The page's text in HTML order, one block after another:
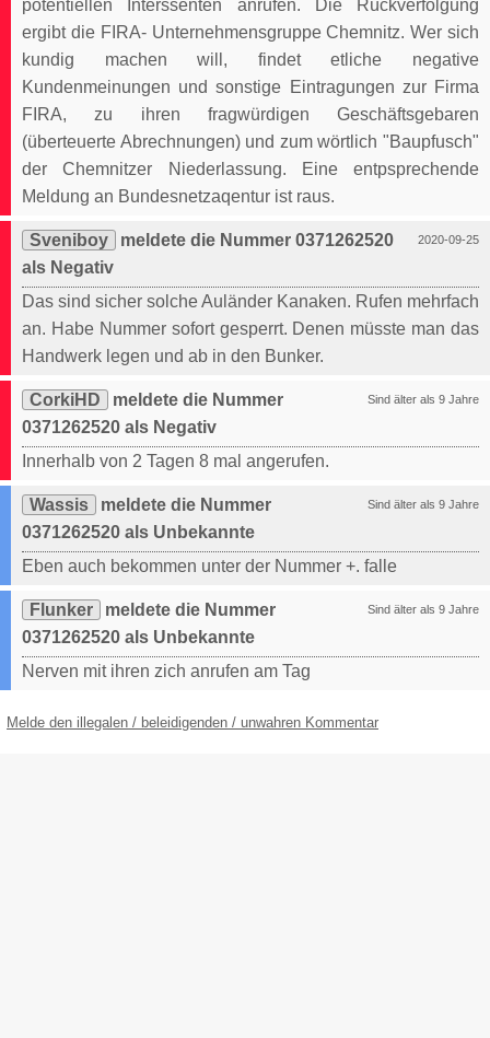
potentiellen Interssenten anrufen. Die Rückverfolgung
ergibt die FIRA- Unternehmensgruppe Chemnitz. Wer sich
kundig machen will, findet etliche negative
Kundenmeinungen und sonstige Eintragungen zur Firma
FIRA, zu ihren fragwürdigen Geschäftsgebaren
(überteuerte Abrechnungen) und zum wörtlich "Baupfusch"
der Chemnitzer Niederlassung. Eine entpsprechende
Meldung an Bundesnetzaqentur ist raus.
2020-09-25
Sveniboy
meldete die Nummer 0371262520
als Negativ
Das sind sicher solche Auländer Kanaken. Rufen mehrfach
an. Habe Nummer sofort gesperrt. Denen müsste man das
Handwerk legen und ab in den Bunker.
Sind älter als 9 Jahre
CorkiHD
meldete die Nummer
0371262520 als Negativ
Innerhalb von 2 Tagen 8 mal angerufen.
Sind älter als 9 Jahre
Wassis
meldete die Nummer
0371262520 als Unbekannte
Eben auch bekommen unter der Nummer +. falle
Sind älter als 9 Jahre
Flunker
meldete die Nummer
0371262520 als Unbekannte
Nerven mit ihren zich anrufen am Tag
Melde den illegalen / beleidigenden / unwahren Kommentar